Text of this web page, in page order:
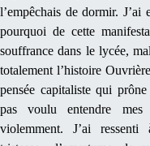
l’empêchais de dormir.
pourquoi de cette
souffrance dans le lycée,
totalement l’histoire
pensée capitaliste qui
pas voulu entendre mes
violemment. J’ai